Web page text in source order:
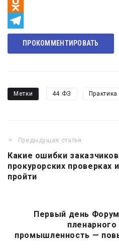
VK
Odnoklassniki
Telegram
ПРОКОММЕНТИРОВАТЬ
Метки 44 ФЗ Практика
Навигация
по
записям
Предыдущая статья
Какие ошибки
прокурорских проверках
пройти
Первый день
промышленность —